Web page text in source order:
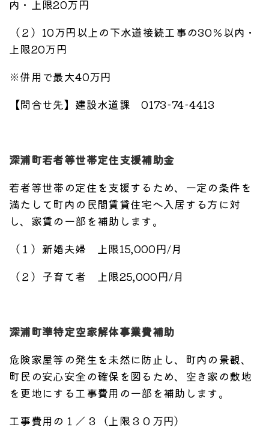
内・上限20万円
（２）10万円以上の下水道接続工事の30％以内・
上限20万円
※併用で最大40万円
【問合せ先】建設水道課 0173-74-4413
深浦町若者等世帯定住支援補助金
若者等世帯の定住を支援するため、一定の条件を
満たして町内の民間賃貸住宅へ入居する方に対
し、家賃の一部を補助します。
（１）新婚夫婦 上限15,000円/月
（２）子育て者 上限25,000円/月
深浦町準特定空家解体事業費補助
危険家屋等の発生を未然に防止し、町内の景観、
町民の安心安全の確保を図るため、空き家の敷地
を更地にする工事費用の一部を補助します。
工事費用の１／３（上限３０万円）